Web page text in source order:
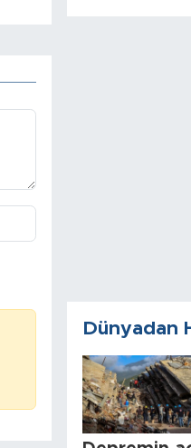
Dünyadan